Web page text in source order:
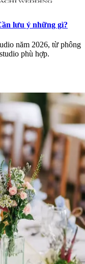
lưu ý những gì?
năm 2026, từ phông
phù hợp.